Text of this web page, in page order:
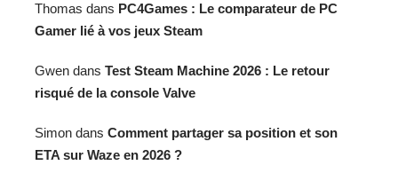
Thomas dans PC4Games : Le comparateur de PC
Gamer lié à vos jeux Steam
Gwen dans Test Steam Machine 2026 : Le retour
risqué de la console Valve
Simon dans Comment partager sa position et son
ETA sur Waze en 2026 ?